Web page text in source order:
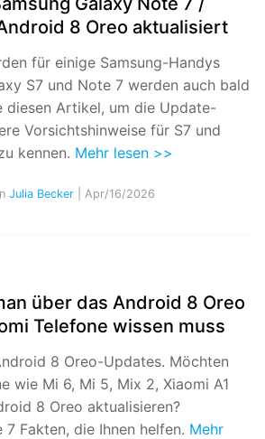
8 Oreo aktualisiert
für einige Samsung-Handys
S7 und Note 7 werden auch bald
diesen Artikel, um die Update-
Vorsichtshinweise für S7 und
kennen. Mehr lesen >>
Julia Becker | Apr/16/2026
über das Android 8 Oreo
Telefone wissen muss
8 Oreo-Updates. Möchten
wie Mi 6, Mi 5, Mix 2, Xiaomi A1
8 Oreo aktualisieren?
Fakten, die Ihnen helfen. Mehr